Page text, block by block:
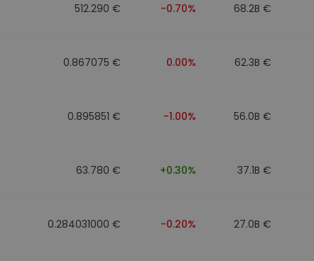
512.290 € -0.70% 68.2B €
0.867075 € 0.00% 62.3B €
0.895851 € -1.00% 56.0B €
63.780 € +0.30% 37.1B €
0.284031000 € -0.20% 27.0B €